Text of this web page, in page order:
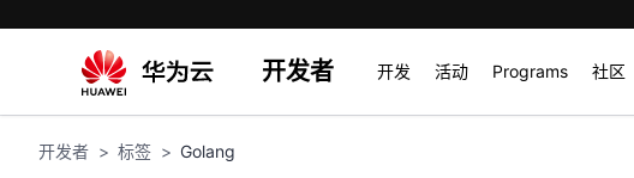
开发者 开发 活动 Programs 社区
开发者 标签 Golang